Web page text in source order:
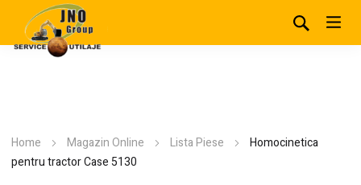
Home Magazin Online Lista Piese
Homocinetica
pentru tractor Case 5130